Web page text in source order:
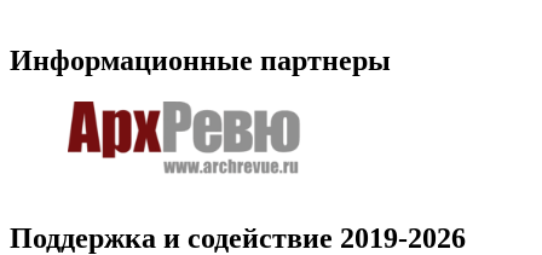
Информационные партнеры
Поддержка и содействие 2019-2026